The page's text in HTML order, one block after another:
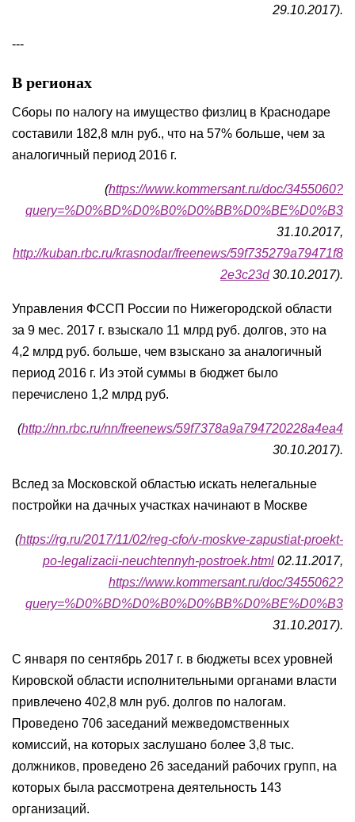
29.10.2017).
---
В регионах
Сборы по налогу на имущество физлиц в Краснодаре
составили 182,8 млн руб., что на 57% больше, чем за
аналогичный период 2016 г.
(https://www.kommersant.ru/doc/3455060?
query=%D0%BD%D0%B0%D0%BB%D0%BE%D0%B3
31.10.2017,
http://kuban.rbc.ru/krasnodar/freenews/59f735279a79471f8
2e3c23d30.10.2017).
Управления ФССП России по Нижегородской области
за 9 мес. 2017 г. взыскало 11 млрд руб. долгов, это на
4,2 млрд руб. больше, чем взыскано за аналогичный
период 2016 г. Из этой суммы в бюджет было
перечислено 1,2 млрд руб.
(http://nn.rbc.ru/nn/freenews/59f7378a9a794720228a4ea4
30.10.2017).
Вслед за Московской областью искать нелегальные
постройки на дачных участках начинают в Москве
(https://rg.ru/2017/11/02/reg-cfo/v-moskve-zapustiat-proekt-
po-legalizacii-neuchtennyh-postroek.html 02.11.2017,
https://www.kommersant.ru/doc/3455062?
query=%D0%BD%D0%B0%D0%BB%D0%BE%D0%B3
31.10.2017).
С января по сентябрь 2017 г. в бюджеты всех уровней
Кировской области исполнительными органами власти
привлечено 402,8 млн руб. долгов по налогам.
Проведено 706 заседаний межведомственных
комиссий, на которых заслушано более 3,8 тыс.
должников, проведено 26 заседаний рабочих групп, на
которых была рассмотрена деятельность 143
организаций.